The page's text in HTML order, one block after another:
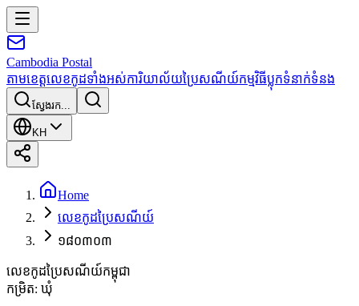
Cambodia Postal
តាមខេត្តលេខកូដទាំងអស់ការិយាល័យប្រៃសណីយ៍កម្មវិធីប្លុកទំនាក់ទំនង
ស្វែងរក...
KH
Home
លេខកូដប្រៃសណីយ៍
១៨០៣០៣
លេខកូដប្រៃសណីយ៍កម្ពុជា
កម្រិត: ឃុំ